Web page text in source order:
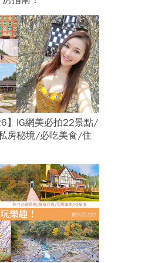
】IG網美必拍22景點/
房秘境/必吃美食/住